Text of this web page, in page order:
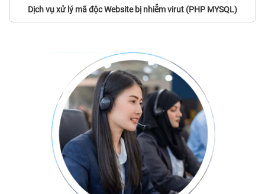
Dịch vụ xử lý mã độc Website bị nhiễm virut (PHP MYSQL)